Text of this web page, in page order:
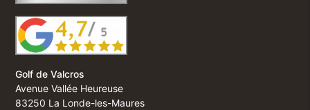
Golf de Valcros
Avenue Vallée Heureuse
83250 La Londe-les-Maures